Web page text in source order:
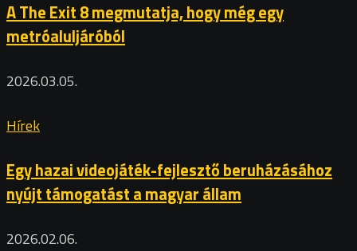
A The Exit 8 megmutatja, hogy még egy
metróaluljáróból
2026.03.05.
Hírek
Egy hazai videojáték-fejlesztő beruházásához
nyújt támogatást a magyar állam
2026.02.06.